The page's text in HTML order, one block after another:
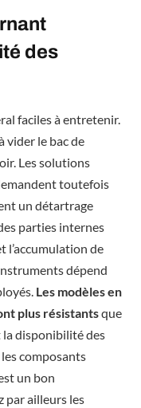
des
faciles à entretenir.
vider le bac de
Les solutions
toutefois
un détartrage
parties internes
l’accumulation de
dépend
Les modèles en
plus résistantsque
la disponibilité des
composants
un bon
par ailleurs les